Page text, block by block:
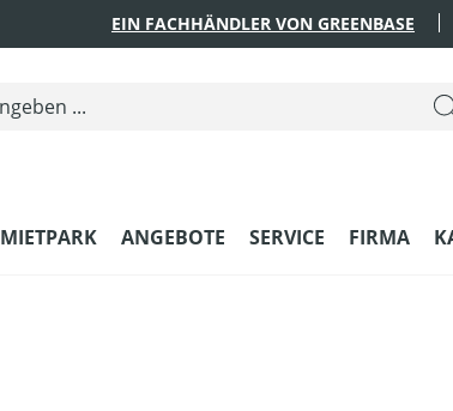
EIN FACHHÄNDLER VON GREENBASE
MIETPARK ANGEBOTE SERVICE FIRMA